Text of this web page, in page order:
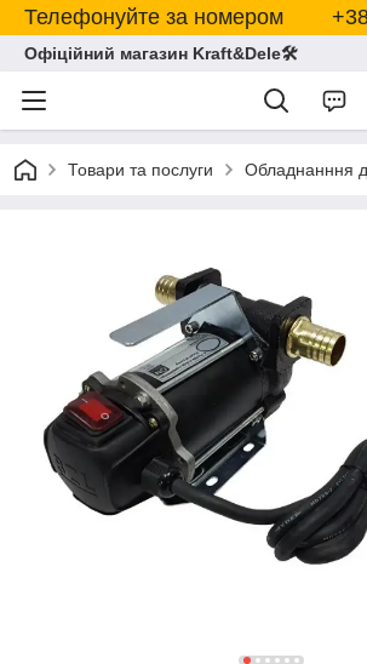
Телефонуйте за номером
Офіційний магазин Kraft&Dele🛠
Товари та послуги Обладнанння